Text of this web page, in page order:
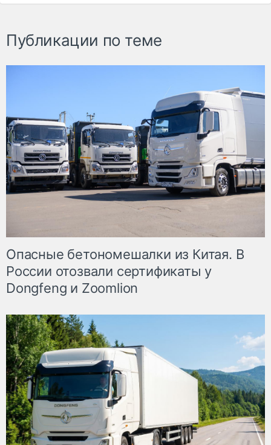
Публикации по теме
Опасные бетономешалки из Китая. В
России отозвали сертификаты у
Dongfeng и Zoomlion